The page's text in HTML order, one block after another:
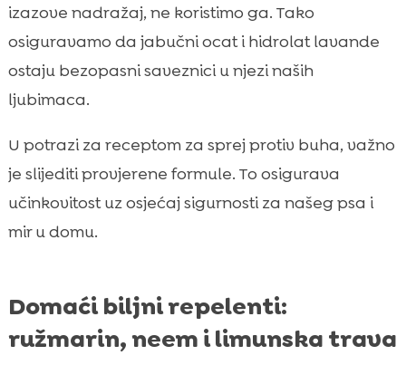
izazove nadražaj, ne koristimo ga. Tako
osiguravamo da jabučni ocat i hidrolat lavande
ostaju bezopasni saveznici u njezi naših
ljubimaca.
U potrazi za receptom za sprej protiv buha, važno
je slijediti provjerene formule. To osigurava
učinkovitost uz osjećaj sigurnosti za našeg psa i
mir u domu.
Domaći biljni repelenti:
ružmarin, neem i limunska trava